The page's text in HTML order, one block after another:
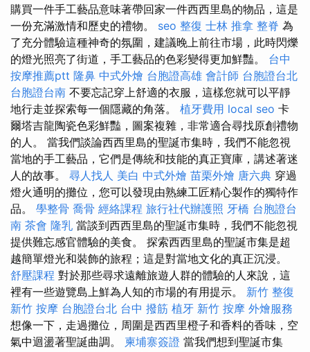
購買一件手工藝品意味著帶回家一件西西里島的物品，這是
一份充滿激情和歷史的禮物。 seo 整復 士林 推拿 整脊 為
了充分體驗這種神奇的氛圍，建議晚上前往市場，此時閃爍
的燈光照亮了街道，手工藝品的色彩變得更加鮮豔。 台中
按摩推薦ptt 隆鼻 中式外燴 台胞證高雄 會計師 台胞證台北
台胞證台南 不要忘記穿上舒適的衣服，這樣您就可以平靜
地行走並探索每一個隱藏的角落。 植牙費用 local seo 卡
爾塔吉龍陶瓷色彩鮮豔，圖案複雜，非常適合尋找原創禮物
的人。 當我們談論西西里島的聖誕市集時，我們不能忽視
當地的手工藝品，它們是傳統和技能的真正寶庫，講述著迷
人的故事。 尋人找人 美白 中式外燴 苗栗外燴 唐六典 穿過
燈火通明的攤位，您可以發現由熟練工匠精心製作的獨特作
品。 學整骨 喬骨 經絡課程 旅行社代辦護照 牙橋 台胞證台
南 茶會 隆乳 當談到西西里島的聖誕市集時，我們不能忽視
提供難忘感官體驗的美食。 探索西西里島的聖誕市集是超
越簡單燈光和裝飾的旅程；這是對當地文化的真正沉浸。
舒壓課程 對於那些尋求遠離旅遊人群的體驗的人來說，這
裡有一些遊覽島上鮮為人知的市場的有用提示。 新竹 整復
新竹 按摩 台胞證台北 台中 撥筋 植牙 新竹 按摩 外燴服務
想像一下，走過攤位，周圍是西西里橙子和香料的香味，空
氣中迴盪著聖誕曲調。 柬埔寨簽證 當我們想到聖誕市集